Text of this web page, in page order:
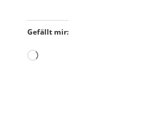
Gefällt mir:
Wird
geladen …